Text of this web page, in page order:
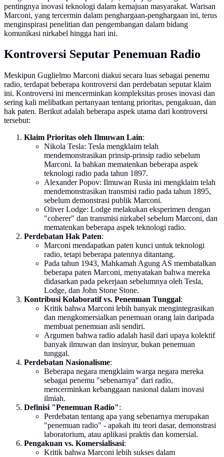
pentingnya inovasi teknologi dalam kemajuan masyarakat. Warisan
Marconi, yang tercermin dalam penghargaan-penghargaan ini, terus
menginspirasi penelitian dan pengembangan dalam bidang
komunikasi nirkabel hingga hari ini.
Kontroversi Seputar Penemuan Radio
Meskipun Guglielmo Marconi diakui secara luas sebagai penemu
radio, terdapat beberapa kontroversi dan perdebatan seputar klaim
ini. Kontroversi ini mencerminkan kompleksitas proses inovasi dan
sering kali melibatkan pertanyaan tentang prioritas, pengakuan, dan
hak paten. Berikut adalah beberapa aspek utama dari kontroversi
tersebut:
Klaim Prioritas oleh Ilmuwan Lain:
Nikola Tesla: Tesla mengklaim telah
mendemonstrasikan prinsip-prinsip radio sebelum
Marconi. Ia bahkan mematenkan beberapa aspek
teknologi radio pada tahun 1897.
Alexander Popov: Ilmuwan Rusia ini mengklaim telah
mendemonstrasikan transmisi radio pada tahun 1895,
sebelum demonstrasi publik Marconi.
Oliver Lodge: Lodge melakukan eksperimen dengan
"coherer" dan transmisi nirkabel sebelum Marconi, dan
mematenkan beberapa aspek teknologi radio.
Perdebatan Hak Paten:
Marconi mendapatkan paten kunci untuk teknologi
radio, tetapi beberapa patennya ditantang.
Pada tahun 1943, Mahkamah Agung AS membatalkan
beberapa paten Marconi, menyatakan bahwa mereka
didasarkan pada pekerjaan sebelumnya oleh Tesla,
Lodge, dan John Stone Stone.
Kontribusi Kolaboratif vs. Penemuan Tunggal:
Kritik bahwa Marconi lebih banyak mengintegrasikan
dan mengkomersialkan penemuan orang lain daripada
membuat penemuan asli sendiri.
Argumen bahwa radio adalah hasil dari upaya kolektif
banyak ilmuwan dan insinyur, bukan penemuan
tunggal.
Perdebatan Nasionalisme:
Beberapa negara mengklaim warga negara mereka
sebagai penemu "sebenarnya" dari radio,
mencerminkan kebanggaan nasional dalam inovasi
ilmiah.
Definisi "Penemuan Radio":
Perdebatan tentang apa yang sebenarnya merupakan
"penemuan radio" - apakah itu teori dasar, demonstrasi
laboratorium, atau aplikasi praktis dan komersial.
Pengakuan vs. Komersialisasi:
Kritik bahwa Marconi lebih sukses dalam